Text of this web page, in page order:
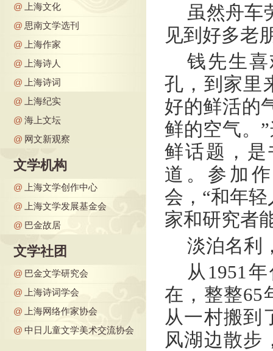
@
上海文化
@ 思南文学选刊
@
上海作家
@
上海诗人
@
上海诗词
@
上海纪实
@ 海上文坛
@ 网文新观察
文学机构
@
上海文学创作中心
@
上海文学发展基金会
@ 巴金故居
文学社团
@ 巴金文学研究会
@
上海诗词学会
@
上海网络作家协会
@ 中日儿童文学美术交流协会
虽然舟车
见到好多老
钱先生
孔，到家里
好的鲜活的
鲜的空气。
鲜话题，
道。参加
会，“和年
家和研究者
淡泊名利
从1951
在，整整65
从一村搬到
风湖边散步